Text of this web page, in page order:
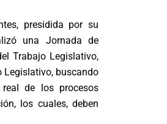
presidida por su
una Jornada de
Trabajo Legislativo,
Legislativo, buscando
de los procesos
los cuales, deben